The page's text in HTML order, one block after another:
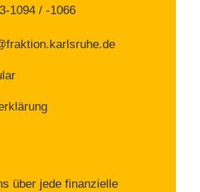
1094 / -1066
über jede finanzielle